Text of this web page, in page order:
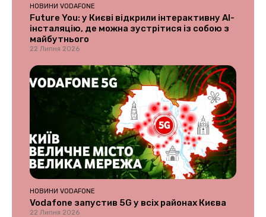
НОВИНИ VODAFONE
Future You: у Києві відкрили інтерактивну AI-
інсталяцію, де можна зустрітися із собою з
майбутнього
22 Липня 2026
НОВИНИ VODAFONE
Vodafone запустив 5G у всіх районах Києва
22 Липня 2026